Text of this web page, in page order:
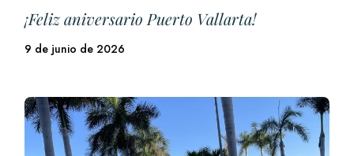
¡Feliz aniversario Puerto Vallarta!
9 de junio de 2026